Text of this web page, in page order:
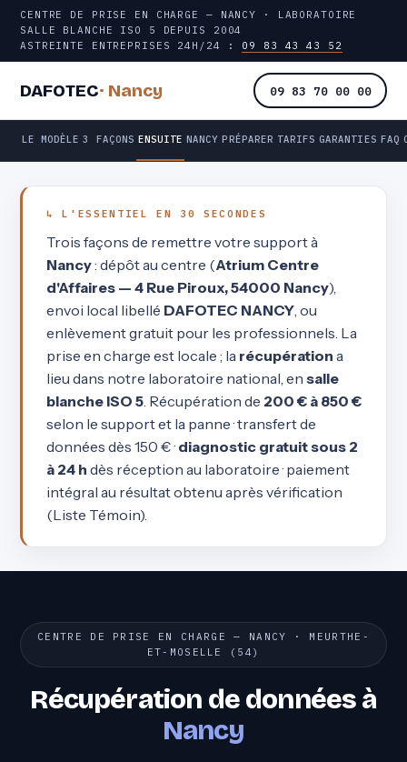
CENTRE DE PRISE EN CHARGE — NANCY · LABORATOIRE
SALLE BLANCHE ISO 5 DEPUIS 2004
ASTREINTE ENTREPRISES 24H/24 : 09 83 43 43 52
DAFOTEC· Nancy 09 83 70 00 00
LE MODÈLE 3 FAÇONS ENSUITE NANCY PRÉPARER TARIFS GARANTIES FAQ
↳ L'ESSENTIEL EN 30 SECONDES
Trois façons de remettre votre support à
Nancy: dépôt au centre (Atrium Centre
d'Affaires — 4 Rue Piroux, 54000 Nancy),
envoi local libellé DAFOTEC NANCY, ou
enlèvement gratuit pour les professionnels. La
prise en charge est locale ; la récupération a
lieu dans notre laboratoire national, en salle
blanche ISO 5. Récupération de 200 € à 850 €
selon le support et la panne · transfert de
données dès 150 € · diagnostic gratuit sous 2
à 24 h dès réception au laboratoire · paiement
intégral au résultat obtenu après vérification
(Liste Témoin).
CENTRE DE PRISE EN CHARGE — NANCY · MEURTHE-
ET-MOSELLE (54)
Récupération de données à
Nancy